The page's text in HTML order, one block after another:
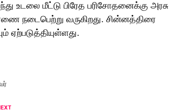
உடலை மீட்டு பிரேத பரிசோதனைக்கு அரசு
நடைபெற்று வருகிறது. சின்னத்திரை
ஏற்படுத்தியுள்ளது.